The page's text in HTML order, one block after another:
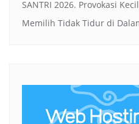
SANTRI 2026. Provokasi
Memilih Tidak Tidur di